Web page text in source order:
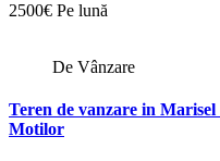
2500€ Pe lună
De Vânzare
Teren de vanzare in
Motilor